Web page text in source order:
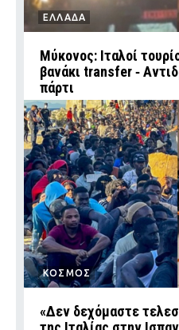
ΕΛΛΑΔΑ
Μύκονος: Ιταλοί
βανάκι transfer ‑
πάρτι
ΚΟΣΜΟΣ
«Δεν δεχόμαστε